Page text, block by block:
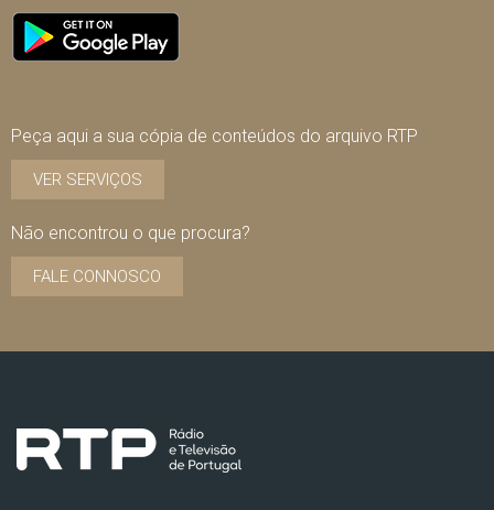
Peça aqui a sua cópia de conteúdos do arquivo RTP
VER SERVIÇOS
Não encontrou o que procura?
FALE CONNOSCO